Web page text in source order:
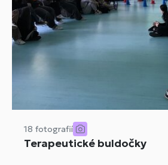
18 fotografií
Terapeutické buldočky